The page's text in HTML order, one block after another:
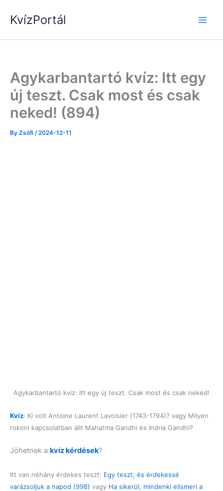
KvízPortál
Agykarbantartó kvíz: Itt egy
új teszt. Csak most és csak
neked! (894)
By Zsófi /2024-12-11
Agykarbantartó kvíz: Itt egy új teszt. Csak most és csak neked!
Kvíz: Ki volt Antoine Laurent Lavoisier (1743-1794)? vagy Milyen
rokoni kapcsolatban állt Mahatma Gandhi és Indria Gandhi?
Jöhetnek a kvíz kérdések?
Itt van néhány érdekes teszt: Egy teszt, és érdekessé
varázsoljuk a napod (998) vagy Ha sikerül, mindenki elismeri a